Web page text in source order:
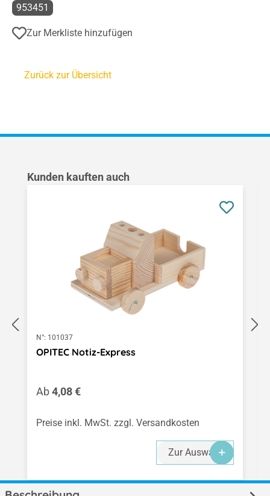
953451
Zur Merkliste hinzufügen
Zurück zur Übersicht
Produktgalerie überspringen
Kunden kauften auch
N°: 101037
OPITEC Notiz-Express
Regulärer Preis:
Ab4,08 €
Preise inkl. MwSt. zzgl. Versandkosten
Zur Auswahl